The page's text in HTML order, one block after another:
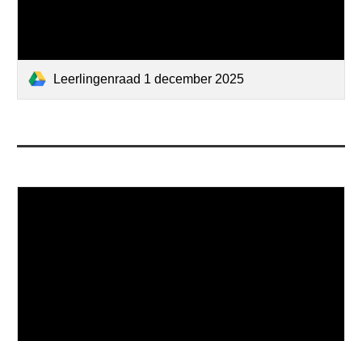
Leerlingenraad 1 december 2025